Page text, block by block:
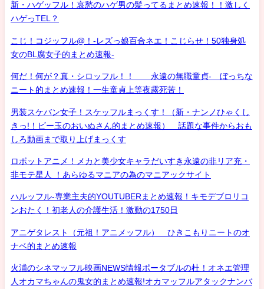
新・ハゲッフル！哀愁のハゲ男の髪ってるまとめ速報！！激しく
ハゲっTEL？
こじ！コジッフル@！-レズっ娘百合ネエ！こじらせ！50独身処
女のBL腐女子的まとめ速報-
何だ！何が？真・シロッフル！！ 永遠の無職童貞- ぼっちな
ニート的まとめ速報！一生童貞上等夜露死苦！
男装スケバン女子！スケッフルまっくす！（新・ナンノひゃくし
きっ!！ビー玉のおいぬさん的まとめ速報） 話題な事件からおも
しろ動画まで取り上げまっくす
ロボットアニメ！メカと美少女キャラだいすき永遠の非リア充・
非モテ星人 ！あらゆるマニアの為のマニアックサイト
ハルッフル-専業主夫的YOUTUBERまとめ速報！キモデブロリコ
ンおたく！初老人の介護生活！激動の1750日
アニゲタレスト（元祖！アニメッフル） ひきこもりニートのオ
ナベ的まとめ速報
火浦のシネマッフル映画NEWS情報ポータブルの杜！オネエ管理
人オカマちゃんの鬼女的まとめ速報!オカマッフルアタックナンバ